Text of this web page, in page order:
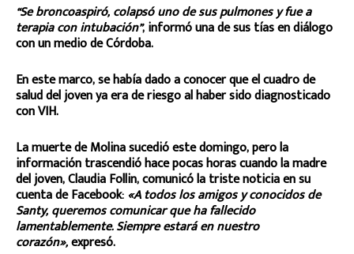
“Se broncoaspiró, colapsó uno de sus pulmones y fue a
terapia con intubación”, informó una de sus tías en diálogo
con un medio de Córdoba.
En este marco, se había dado a conocer que el cuadro de
salud del joven ya era de riesgo al haber sido diagnosticado
con VIH.
La muerte de Molina sucedió este domingo, pero la
información trascendió hace pocas horas cuando la madre
del joven, Claudia Follin, comunicó la triste noticia en su
cuenta de Facebook:«A todos los amigos y conocidos de
Santy, queremos comunicar que ha fallecido
lamentablemente. Siempre estará en nuestro
corazón»,expresó.